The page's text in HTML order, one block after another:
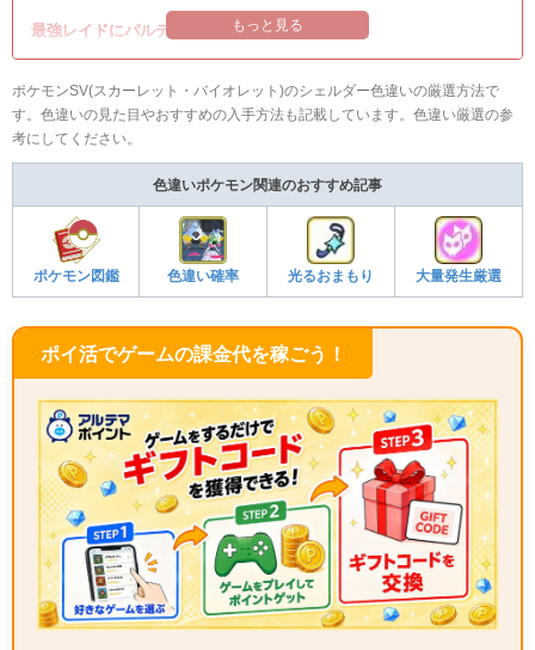
最強レイドにパルデアの強力なポケモンが登場！
もっと見る
ポケモンSV(スカーレット・バイオレット)のシェルダー色違いの厳選方法で
す。色違いの見た目やおすすめの入手方法も記載しています。色違い厳選の参
考にしてください。
色違いポケモン関連のおすすめ記事
ポケモン図鑑 色違い確率 光るおまもり 大量発生厳選
ポイ活でゲームの課金代を稼ごう！